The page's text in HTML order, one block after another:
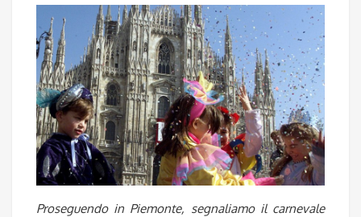
Proseguendo in Piemonte, segnaliamo il carnevale